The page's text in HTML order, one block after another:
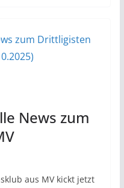
News zum
aus MV kickt jetzt